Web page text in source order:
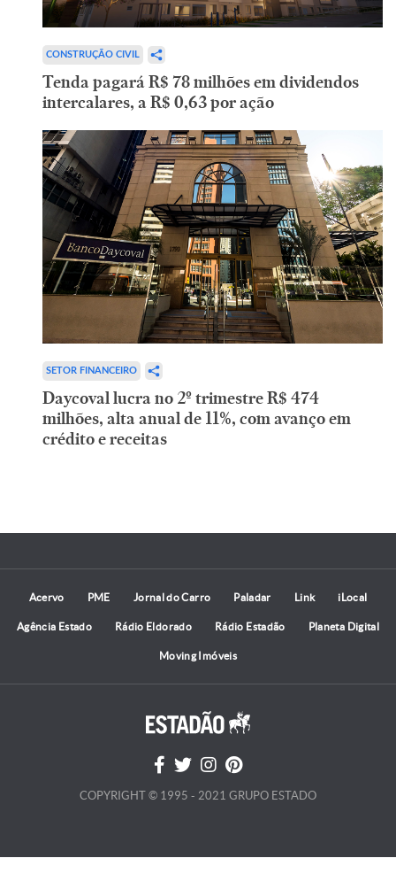
CONSTRUÇÃO CIVIL
Tenda pagará R$ 78 milhões em dividendos
intercalares, a R$ 0,63 por ação
SETOR FINANCEIRO
Daycoval lucra no 2º trimestre R$ 474
milhões, alta anual de 11%, com avanço em
crédito e receitas
Acervo PME Jornal do Carro Paladar Link iLocal
Agência Estado Rádio Eldorado Rádio Estadão Planeta Digital
Moving Imóveis
COPYRIGHT © 1995 - 2021 GRUPO ESTADO